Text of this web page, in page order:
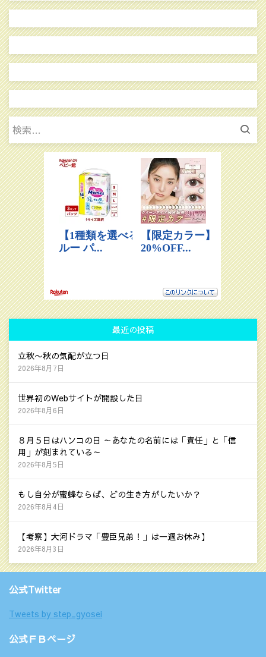
検
索:
最近の投稿
立秋〜秋の気配が立つ日
2026年8月7日
世界初のWebサイトが開設した日
2026年8月6日
８月５日はハンコの日 ～あなたの名前には「責任」と「信
用」が刻まれている～
2026年8月5日
もし自分が蜜蜂ならば、どの生き方がしたいか？
2026年8月4日
【考察】大河ドラマ「豊臣兄弟！」は一週お休み】
2026年8月3日
公式Twitter
Tweets by step_gyosei
公式ＦＢページ